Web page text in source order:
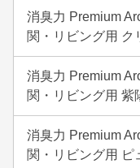
消臭力 Premium
関・リビング用 ク
消臭力 Premium
関・リビング用 紫
消臭力 Premium
関・リビング用 ピ